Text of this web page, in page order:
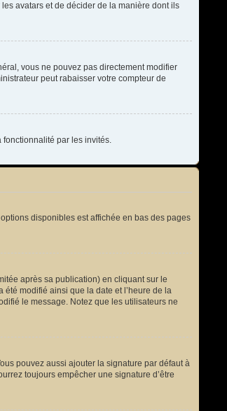
avatars et de décider de la manière dont ils
vous ne pouvez pas directement modifier
peut rabaisser votre compteur de
fonctionnalité par les invités.
disponibles est affichée en bas des pages
après sa publication) en cliquant sur le
été modifié ainsi que la date et l’heure de la
le message. Notez que les utilisateurs ne
pouvez aussi ajouter la signature par défaut à
toujours empêcher une signature d’être